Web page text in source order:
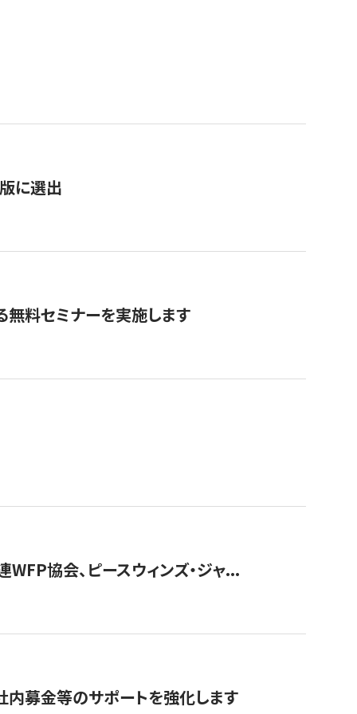
に選出
無料セミナーを実施します
協会、ピースウィンズ・ジャ...
内募金等のサポートを強化します